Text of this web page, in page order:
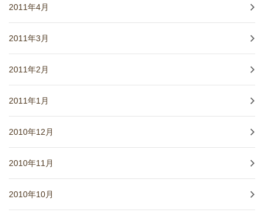
2011年4月
2011年3月
2011年2月
2011年1月
2010年12月
2010年11月
2010年10月